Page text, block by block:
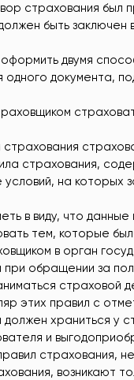
страхования был
быть заключен
двумя
одного документа,
страхования,
на которых
в виду, что данные
тем, которые
в орган
при обращении за
страховой
этих правил с
храниться у
и
страхования,
возникают